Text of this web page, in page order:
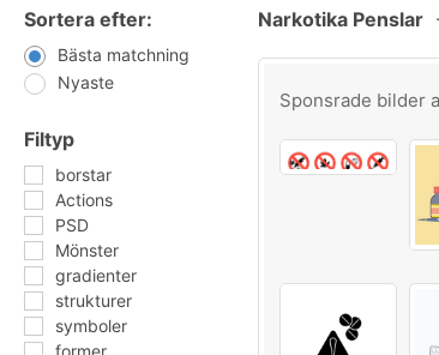
Sortera efter:
Bästa matchning
Nyaste
Filtyp
borstar
Actions
PSD
Mönster
gradienter
strukturer
symboler
former
Narkotika Penslar
Sponsrade bilder